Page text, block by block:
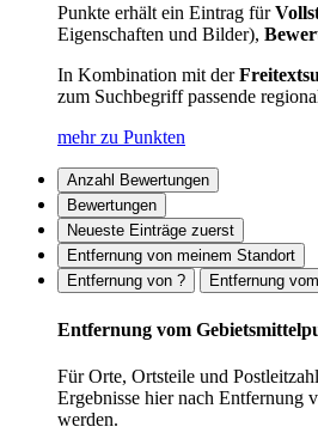
Punkte erhält ein Eintrag für
Eigenschaften und Bilder),
In Kombination mit der
zum Suchbegriff passende
mehr zu Punkten
Anzahl Bewertungen
Bewertungen
Neueste Einträge zuerst
Entfernung von meinem Standort
Entfernung von ?
Entfernung
Entfernung vom
Für Orte, Ortsteile und
Ergebnisse hier nach Entfernung
werden.